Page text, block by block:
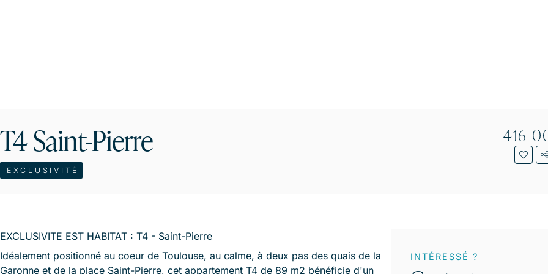
T4 Saint-Pierre
EXCLUSIVITÉ
416
EXCLUSIVITE EST HABITAT : T4 - Saint-Pierre
Idéalement positionné au coeur de Toulouse, au calme, à deux pas des quais de la
Garonne et de la place Saint-Pierre, cet appartement T4 de 89 m2 bénéficie d'un
INTÉRESSÉ ?